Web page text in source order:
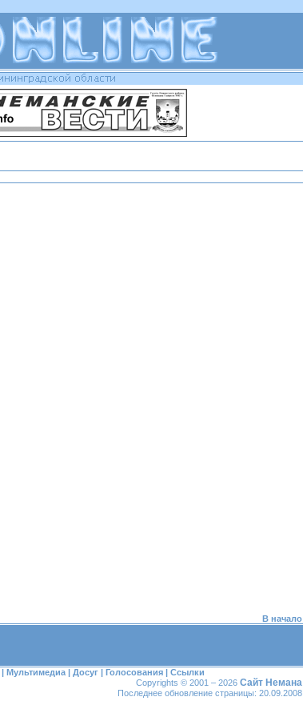
В начало
| Мультимедиа | Досуг | Голосования | Ссылки
Copyrights © 2001 – 2026Сайт Немана
Последнее обновление страницы: 20.09.2008